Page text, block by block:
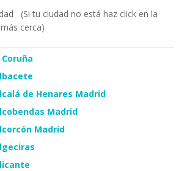
(Si tu ciudad no está haz click en la
cerca)
Coruña
de Henares Madrid
Madrid
Madrid